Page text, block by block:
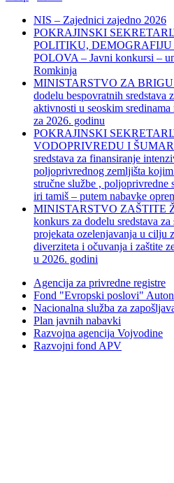
NIS – Zajednici zajedno 2026
POKRAJINSKI
POLITIKU,
POLOVA – Javni konkursi –
Romkinja
MINISTARSTVO ZA BRIGU
dodelu bespovratnih sredstava
aktivnosti u seoskim
za 2026. godinu
POKRAJINSKI
VODOPRIVREDU I
sredstava za finansiranje
poljoprivrednog zemljišta
stručne službe , poljoprivredne
iri tamiš ‒ putem nabavke
MINISTARSTVO ZAŠTITE
konkurs za dodelu sredstava
projekata ozelenjavanja u cilju
diverziteta i očuvanja i zaštite
u 2026. godini
Agencija za privredne registre
Fond "Evropski poslovi"
Nacionalna služba za
Plan javnih nabavki
Razvojna agencija Vojvodine
Razvojni fond APV